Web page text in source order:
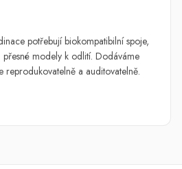
potřebují biokompatibilní spoje,
přesné modely k odlití. Dodáváme
reprodukovatelně a auditovatelně.